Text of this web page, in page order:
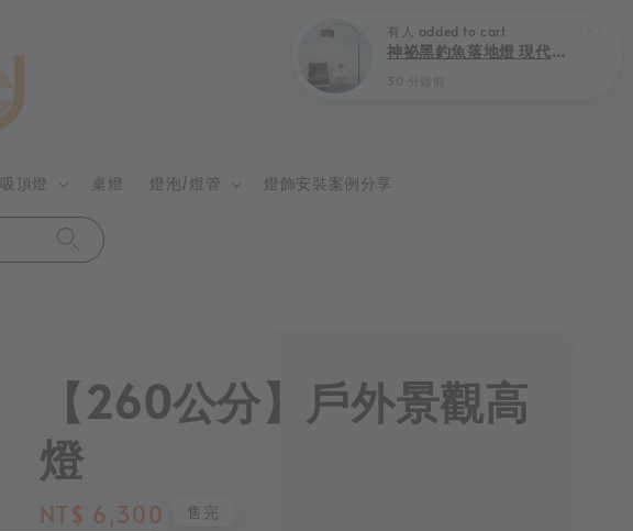
吸頂燈 桌燈 燈泡/燈管 燈飾安裝案例分享
【260公分】戶外景觀高
燈
Regular
NT$ 6,300 售完